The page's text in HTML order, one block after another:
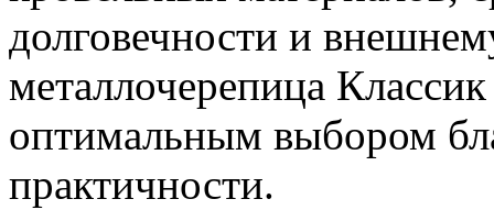
долговечности и
металлочерепица
оптимальным выбором
практичности.